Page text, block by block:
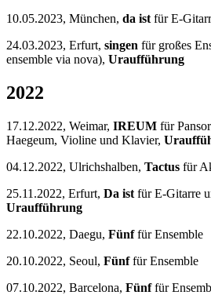
10.05.2023, München, da ist für E-
24.03.2023, Erfurt, singen für großes
ensemble via nova), Uraufführung
2022
17.12.2022, Weimar, IREUM für
Haegeum, Violine und Klavier,
04.12.2022, Ulrichshalben, Tactus für
25.11.2022, Erfurt, Da ist für E-Gitarre
Uraufführung
22.10.2022, Daegu, Fünffür Ensemble
20.10.2022, Seoul, Fünffür Ensemble
07.10.2022, Barcelona, Fünffür